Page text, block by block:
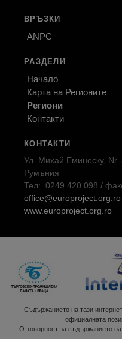
ВРЪЗКИ
ANPC
РАЗДЕЛИ
Начало
Карта на Регионите
Региони
Контакти
КОНТАКТИ
Ул. Михай Еминеску,
Румъния
Тел:. 0249.420.098 /
office@europroject.org.ro
www.europroject.org.ro
Съдържанието на тази
официалната
Отговорност за съдържанието